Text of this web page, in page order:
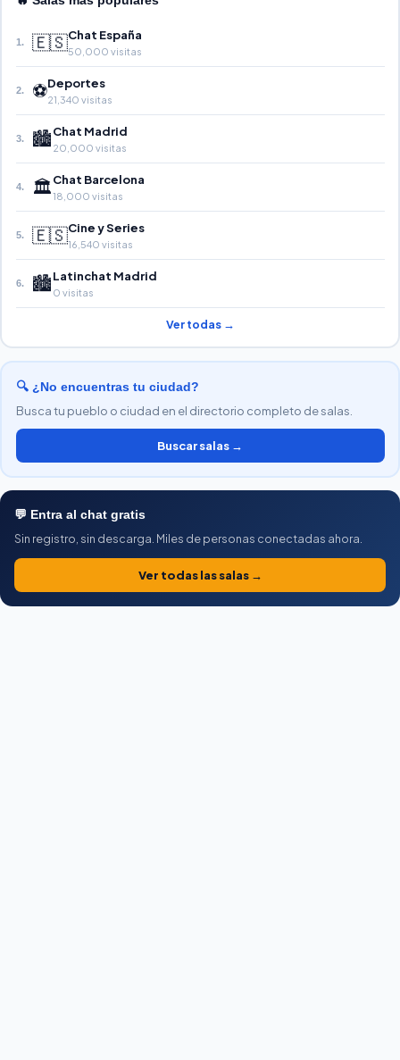
1. 🇪🇸Chat España
50,000 visitas
2. ⚽Deportes
21,340 visitas
3. 🏙️Chat Madrid
20,000 visitas
4. 🏛️Chat Barcelona
18,000 visitas
5. 🇪🇸Cine y Series
16,540 visitas
6. 🏙️Latinchat Madrid
0 visitas
Ver todas →
🔍 ¿No encuentras tu ciudad?
Busca tu pueblo o ciudad en el directorio completo de salas.
Buscar salas →
💬 Entra al chat gratis
Sin registro, sin descarga. Miles de personas conectadas ahora.
Ver todas las salas →